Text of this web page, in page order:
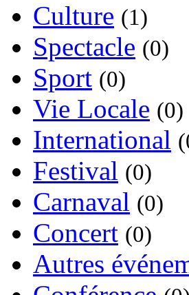
Culture (1)
Spectacle (0)
Sport (0)
Vie Locale (0)
International
Festival (0)
Carnaval (0)
Concert (0)
Autres